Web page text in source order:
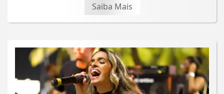
Saiba Mais